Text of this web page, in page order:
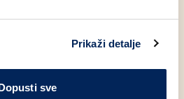
Prikaži detalje
sve
financiranja, su značajno